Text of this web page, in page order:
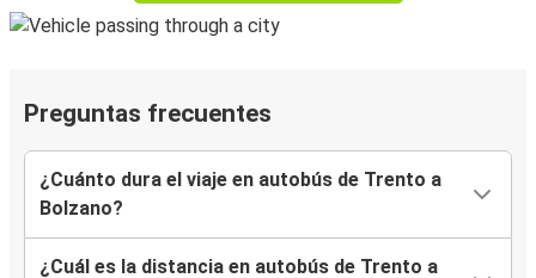
Preguntas frecuentes
¿Cuánto dura el viaje en autobús de Trento a
Bolzano?
¿Cuál es la distancia en autobús de Trento a